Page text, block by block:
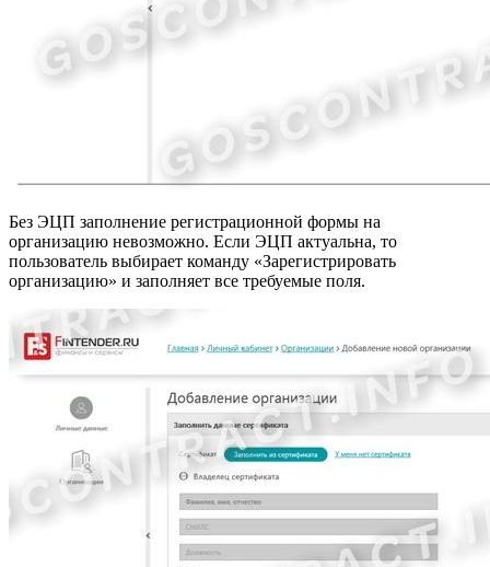
Без ЭЦП заполнение регистрационной формы на
организацию невозможно. Если ЭЦП актуальна, то
пользователь выбирает команду «Зарегистрировать
организацию» и заполняет все требуемые поля.